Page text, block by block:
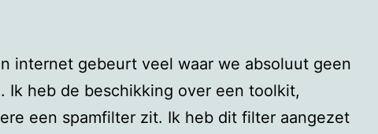
internet gebeurt veel waar we absoluut geen
Ik heb de beschikking over een toolkit,
een spamfilter zit. Ik heb dit filter aangezet